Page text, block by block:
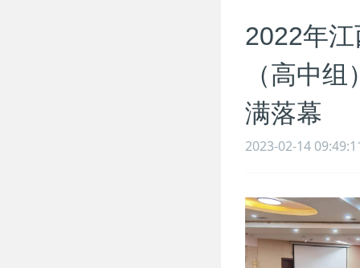
2022年
（高中
满落幕
2023-02-14